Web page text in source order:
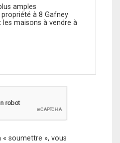
« soumettre », vous